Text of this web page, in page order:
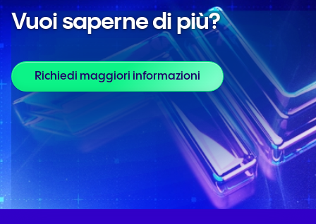
Vuoi saperne di più?
Richiedi maggiori informazioni